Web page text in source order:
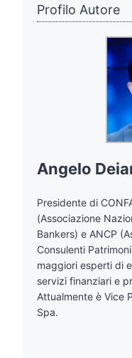
Profilo Autore
Angelo
Presidente di
(Associazione
Bankers) e ANCP
Consulenti
maggiori esperti di
servizi finanziari e
Attualmente è Vice
Spa.